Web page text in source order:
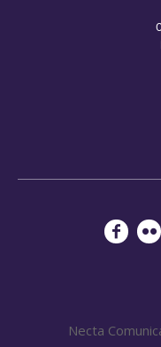
Necta